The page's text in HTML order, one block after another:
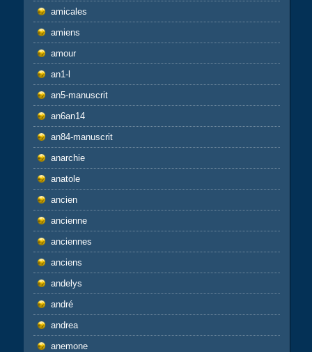
amicales
amiens
amour
an1-l
an5-manuscrit
an6an14
an84-manuscrit
anarchie
anatole
ancien
ancienne
anciennes
anciens
andelys
andré
andrea
anemone